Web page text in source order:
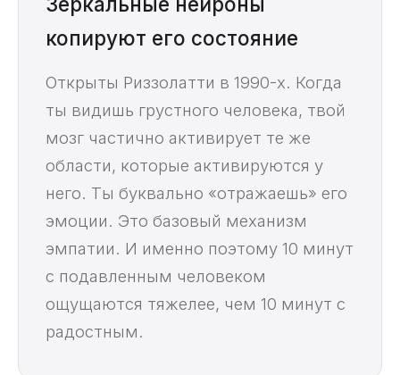
копируют его состояние
Открыты Риззолатти в 1990-х. Когда
ты видишь грустного человека, твой
мозг частично активирует те же
области, которые активируются у
него. Ты буквально «отражаешь» его
эмоции. Это базовый механизм
эмпатии. И именно поэтому 10 минут
с подавленным человеком
ощущаются тяжелее, чем 10 минут с
радостным.